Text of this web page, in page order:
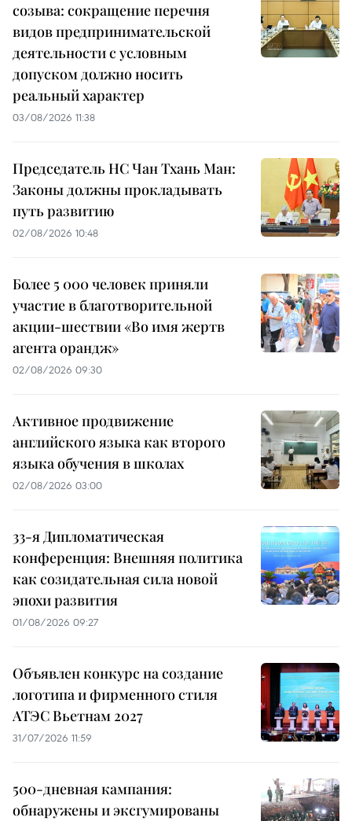
созыва: сокращение перечня
видов предпринимательской
деятельности с условным
допуском должно носить
реальный характер
03/08/2026 11:38
Председатель НС Чан Тхань Ман:
Законы должны прокладывать
путь развитию
02/08/2026 10:48
Более 5 000 человек приняли
участие в благотворительной
акции-шествии «Во имя жертв
агента орандж»
02/08/2026 09:30
Активное продвижение
английского языка как второго
языка обучения в школах
02/08/2026 03:00
33-я Дипломатическая
конференция: Внешняя политика
как созидательная сила новой
эпохи развития
01/08/2026 09:27
Объявлен конкурс на создание
логотипа и фирменного стиля
АТЭС Вьетнам 2027
31/07/2026 11:59
500-дневная кампания:
обнаружены и эксгумированы